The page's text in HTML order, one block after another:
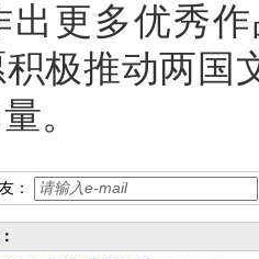
出更多优秀
极推动两国
。
：